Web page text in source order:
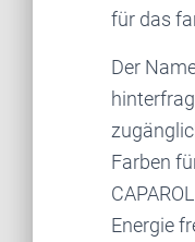
für das
Der
Farben
Energie